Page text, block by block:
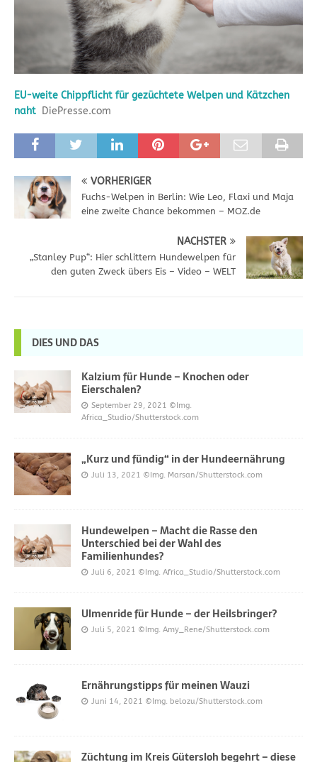
EU-weite Chippflicht für gezüchtete Welpen und Kätzchen
naht DiePresse.com
VORHERIGER
Fuchs-Welpen in Berlin: Wie Leo, Flaxi und Maja
eine zweite Chance bekommen – MOZ.de
NÄCHSTER
„Stanley Pup“: Hier schlittern Hundewelpen für
den guten Zweck übers Eis – Video – WELT
DIES UND DAS
Kalzium für Hunde – Knochen oder
Eierschalen?
September 29, 2021 ©Img.
Africa_Studio/Shutterstock.com
„Kurz und fündig“ in der Hundeernährung
Juli 13, 2021 ©Img. Marsan/Shutterstock.com
Hundewelpen – Macht die Rasse den
Unterschied bei der Wahl des
Familienhundes?
Juli 6, 2021 ©Img. Africa_Studio/Shutterstock.com
Ulmenride für Hunde – der Heilsbringer?
Juli 5, 2021 ©Img. Amy_Rene/Shutterstock.com
Ernährungstipps für meinen Wauzi
Juni 14, 2021 ©Img. belozu/Shutterstock.com
Züchtung im Kreis Gütersloh begehrt – diese